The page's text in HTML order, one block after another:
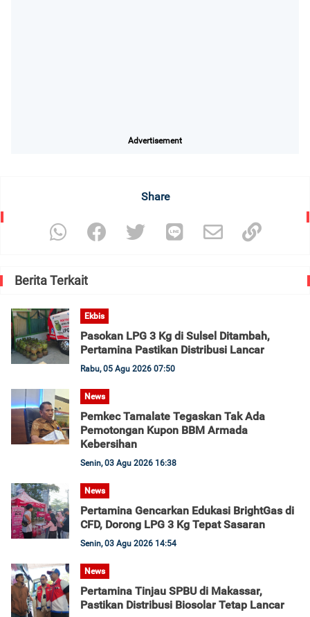
Advertisement
Share
Berita Terkait
Ekbis
Pasokan LPG 3 Kg di Sulsel Ditambah,
Pertamina Pastikan Distribusi Lancar
Rabu, 05 Agu 2026 07:50
News
Pemkec Tamalate Tegaskan Tak Ada
Pemotongan Kupon BBM Armada
Kebersihan
Senin, 03 Agu 2026 16:38
News
Pertamina Gencarkan Edukasi BrightGas di
CFD, Dorong LPG 3 Kg Tepat Sasaran
Senin, 03 Agu 2026 14:54
News
Pertamina Tinjau SPBU di Makassar,
Pastikan Distribusi Biosolar Tetap Lancar